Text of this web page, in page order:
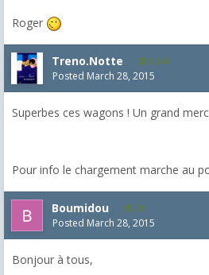
Roger
Treno.Notte 5,543
Posted March 28, 2015
Superbes ces wagons ! Un grand
Pour info le chargement marche au
Boumidou 20
Posted March 28, 2015
Bonjour à tous,